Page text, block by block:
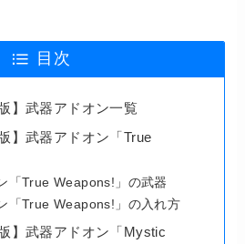
目次
】武器アドオン一覧
】武器アドオン「True
「True Weapons!」の武器
「True Weapons!」の入れ方
】武器アドオン「Mystic